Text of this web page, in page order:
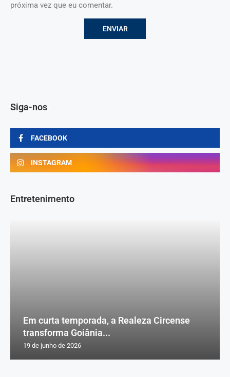
próxima vez que eu comentar.
Siga-nos
FACEBOOK
INSTAGRAM
Entretenimento
Em curta temporada, a Realeza Circense
transforma Goiânia...
19 de junho de 2026